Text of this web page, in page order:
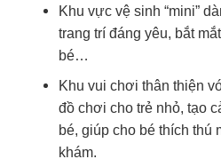
Khu vực vệ sinh “mini”
trang trí đáng yêu, bắt
bé…
Khu vui chơi thân thiện
đồ chơi cho trẻ nhỏ, tạo
bé, giúp cho bé thích thú
khám.